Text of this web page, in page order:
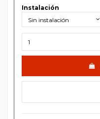
Instalación